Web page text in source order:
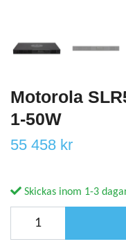
Motorola
1-50W
55 458 kr
Skickas inom 1-3